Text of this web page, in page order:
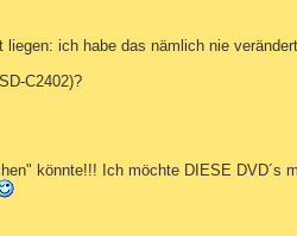
ich habe das nämlich nie
C2402)?
könnte!!! Ich möchte DIESE DVD´s